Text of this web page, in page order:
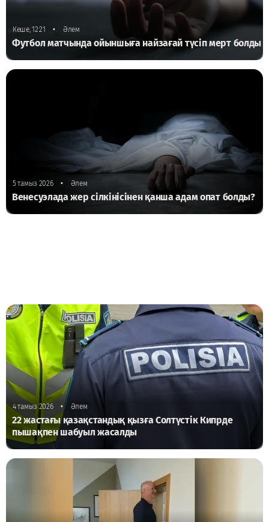
Кеше, 12:21 • Әлем
Футбол матчында ойыншыға найзағай түсіп мерт болды
5 тамыз 2026 • Әлем
Венесуэлада жер сілкінісінен қанша адам опат болды?
4 тамыз 2026 • Әлем
22 жастағы қазақстандық қызға Солтүстік Кипрде
пышақпен шабуыл жасалды